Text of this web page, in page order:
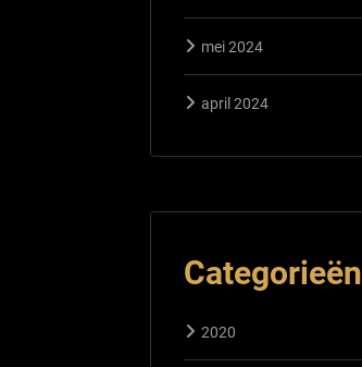
mei 2024
april 2024
Categorieën
2020